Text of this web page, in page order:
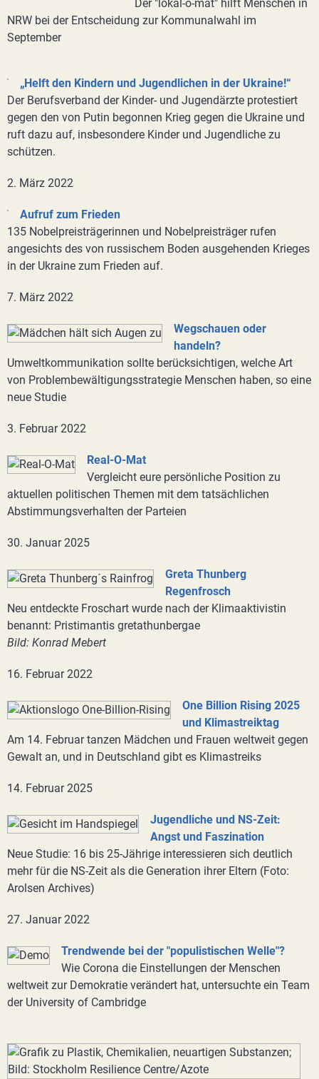
Der "lokal-o-mat" hilft Menschen in
NRW bei der Entscheidung zur Kommunalwahl im
September
„Helft den Kindern und Jugendlichen in der Ukraine!“
Der Berufsverband der Kinder- und Jugendärzte protestiert
gegen den von Putin begonnen Krieg gegen die Ukraine und
ruft dazu auf, insbesondere Kinder und Jugendliche zu
schützen.
2. März 2022
Aufruf zum Frieden
135 Nobelpreisträgerinnen und Nobelpreisträger rufen
angesichts des von russischem Boden ausgehenden Krieges
in der Ukraine zum Frieden auf.
7. März 2022
Wegschauen oder
handeln?
Umweltkommunikation sollte berücksichtigen, welche Art
von Problembewältigungsstrategie Menschen haben, so eine
neue Studie
3. Februar 2022
Real-O-Mat
Vergleicht eure persönliche Position zu
aktuellen politischen Themen mit dem tatsächlichen
Abstimmungsverhalten der Parteien
30. Januar 2025
Greta Thunberg
Regenfrosch
Neu entdeckte Froschart wurde nach der Klimaaktivistin
benannt: Pristimantis gretathunbergae
Bild: Konrad Mebert
16. Februar 2022
One Billion Rising 2025
und Klimastreiktag
Am 14. Februar tanzen Mädchen und Frauen weltweit gegen
Gewalt an, und in Deutschland gibt es Klimastreiks
14. Februar 2025
Jugendliche und NS-Zeit:
Angst und Faszination
Neue Studie: 16 bis 25-Jährige interessieren sich deutlich
mehr für die NS-Zeit als die Generation ihrer Eltern (Foto:
Arolsen Archives)
27. Januar 2022
Trendwende bei der "populistischen Welle"?
Wie Corona die Einstellungen der Menschen
weltweit zur Demokratie verändert hat, untersuchte ein Team
der University of Cambridge